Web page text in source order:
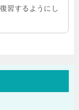
習するようにし